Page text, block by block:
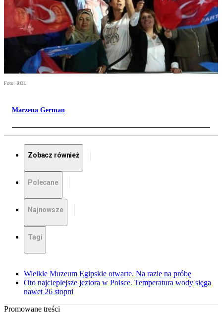
Foto: ROL
Marzena German
Zobacz również
Polecane
Najnowsze
Tagi
Wielkie Muzeum Egipskie otwarte. Na razie na próbę
Oto najcieplejsze jeziora w Polsce. Temperatura wody sięga
nawet 26 stopni
Promowane treści